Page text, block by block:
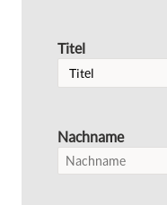
Titel
Nachname